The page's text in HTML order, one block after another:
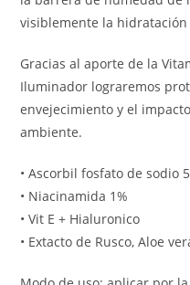
visiblemente la hidratación
Gracias al aporte de la
Iluminador lograremos
envejecimiento y el
ambiente.
• Ascorbil fosfato de sodio
• Niacinamida 1%
• Vit E + Hialuronico
• Extacto de Rusco, Aloe